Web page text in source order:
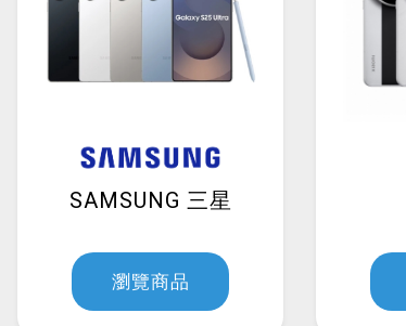
SAMSUNG 三星
瀏覽商品